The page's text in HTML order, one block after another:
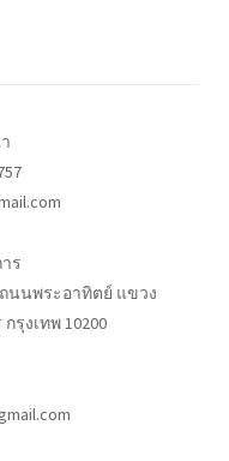
ร
นนพระอาทิตย์ แขวง
รุงเทพ 10200